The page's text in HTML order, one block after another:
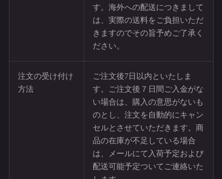
す。海外への配送につきまして
は、実際の送料をご負担いただ
きますのでその旨予めご了承く
ださい。
注文の受け付け
方法
ご注文後7日以内といたしま
す。ご注文後７日間ご入金がな
い場合は、購入の意思がないも
のとし、注文を自動的にキャン
セルとさせていただきます。商
品の在庫が不足している場合
は、メールにて入荷予定および
配送可能予定ついてご連絡いた